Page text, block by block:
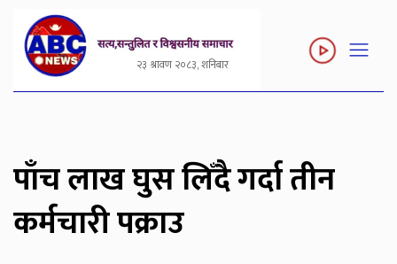
२३ श्रावण २०८३, शनिबार
पाँच लाख घुस लिँदै गर्दा तीन
कर्मचारी पक्राउ